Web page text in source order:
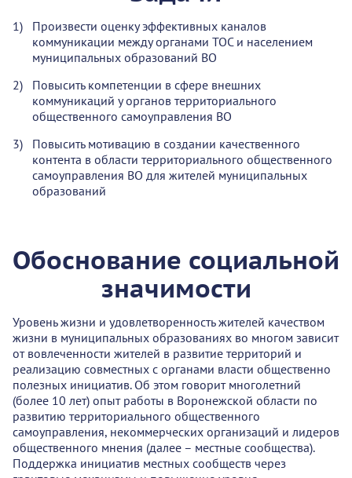
Произвести оценку эффективных каналов
коммуникации между органами ТОС и населением
муниципальных образований ВО
Повысить компетенции в сфере внешних
коммуникаций у органов территориального
общественного самоуправления ВО
Повысить мотивацию в создании качественного
контента в области территориального общественного
самоуправления ВО для жителей муниципальных
образований
Обоснование социальной
значимости
Уровень жизни и удовлетворенность жителей качеством
жизни в муниципальных образованиях во многом зависит
от вовлеченности жителей в развитие территорий и
реализацию совместных с органами власти общественно
полезных инициатив. Об этом говорит многолетний
(более 10 лет) опыт работы в Воронежской области по
развитию территориального общественного
самоуправления, некоммерческих организаций и лидеров
общественного мнения (далее – местные сообщества).
Поддержка инициатив местных сообществ через